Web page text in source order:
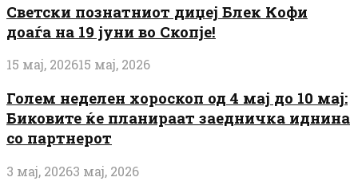
Светски познатниот диџеј Блек Кофи
доаѓа на 19 јуни во Скопје!
15 мај, 202615 мај, 2026
Голем неделен хороскоп од 4 мај до 10 мај:
Биковите ќе планираат заедничка иднина
со партнерот
3 мај, 20263 мај, 2026